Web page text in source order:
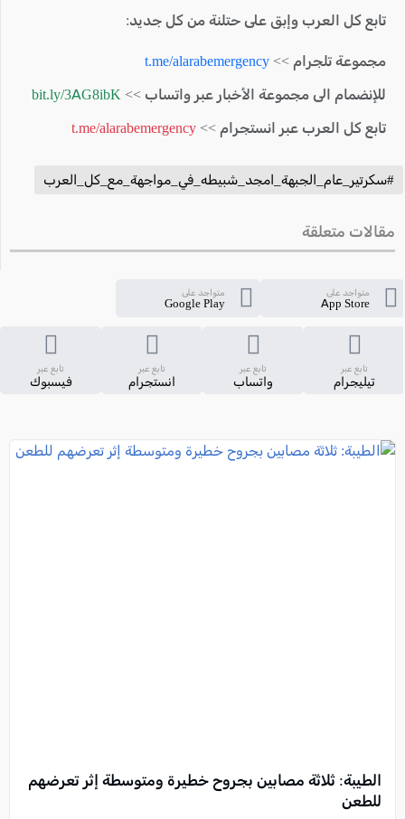
تابع كل العرب وإبق على حتلنة من كل جديد:
مجموعة تلجرام >> t.me/alarabemergency
للإنضمام الى مجموعة الأخبار عبر واتساب >> bit.ly/3AG8ibK
تابع كل العرب عبر انستجرام >> t.me/alarabemergency
#سكرتير_عام_الجبهة_امجد_شبيطه_في_مواجهة_مع_كل_العرب
مقالات متعلقة
متواجد على
App Store
متواجد على
Google Play
تابع عبر
تيليجرام
تابع عبر
واتساب
تابع عبر
انستجرام
تابع عبر
فيسبوك
الطيبة: ثلاثة مصابين بجروح خطيرة ومتوسطة إثر تعرضهم
للطعن